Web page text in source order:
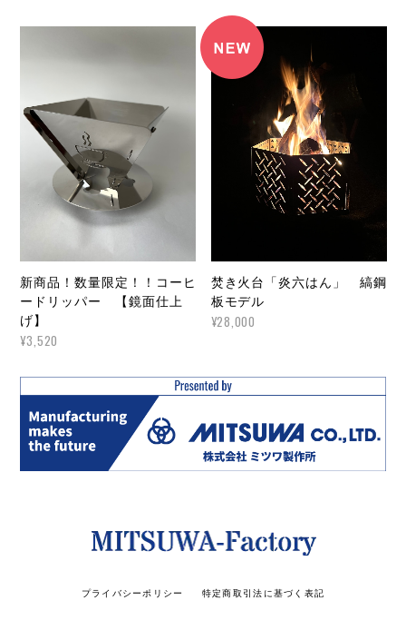
新商品！数量限定！！コーヒ
ードリッパー 【鏡面仕上
げ】
¥3,520
焚き火台「炎六はん」 縞鋼
板モデル
¥28,000
プライバシーポリシー 特定商取引法に基づく表記